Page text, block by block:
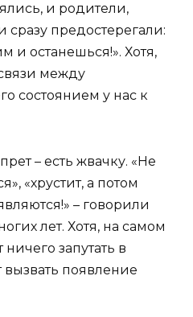
и родители,
предостерегали:
и останешься!». Хотя,
между
состоянием у нас к
– есть жвачку. «Не
«хрустит, а потом
– говорили
лет. Хотя, на самом
запутать в
появление